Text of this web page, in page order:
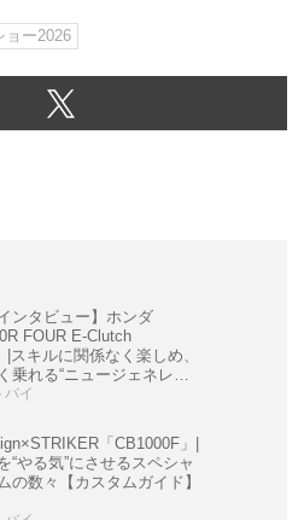
ョー2026
ンタビュー】ホンダ
FOUR E-Clutch
|スキルに関係なく楽しめ、
乗れる“ニュージェネレー
バイ
「CB1000F」|
“やる気”にさせるスペシャ
の数々【カスタムガイド】